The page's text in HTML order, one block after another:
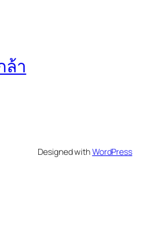
ล้า
Designed withWordPress